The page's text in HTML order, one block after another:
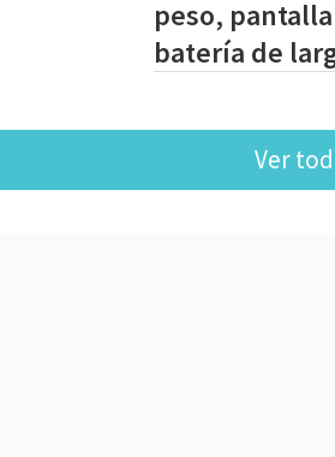
peso,
batería de
Ver